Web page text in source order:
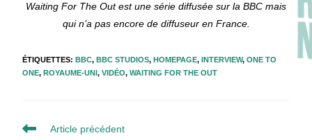
Waiting For The Out est une série diffusée sur la BBC mais
qui n’a pas encore de diffuseur en France.
ÉTIQUETTES:BBC, BBC STUDIOS, HOMEPAGE, INTERVIEW, ONE TO
ONE, ROYAUME-UNI, VIDÉO, WAITING FOR THE OUT
Read
Article précédent